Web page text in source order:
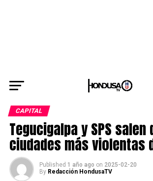
CAPITAL
Tegucigalpa y SPS
ciudades más violentas
Published 1 año ago on 2025-02-20
By Redacción HondusaTV